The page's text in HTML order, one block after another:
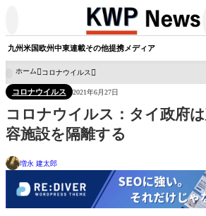
九州米国欧州中東連載その他提携メディア
ホーム コロナウイルス
コロナウイルス 2021年6月27日
コロナウイルス：タイ政府
容施設を隔離する
増永 建太郎